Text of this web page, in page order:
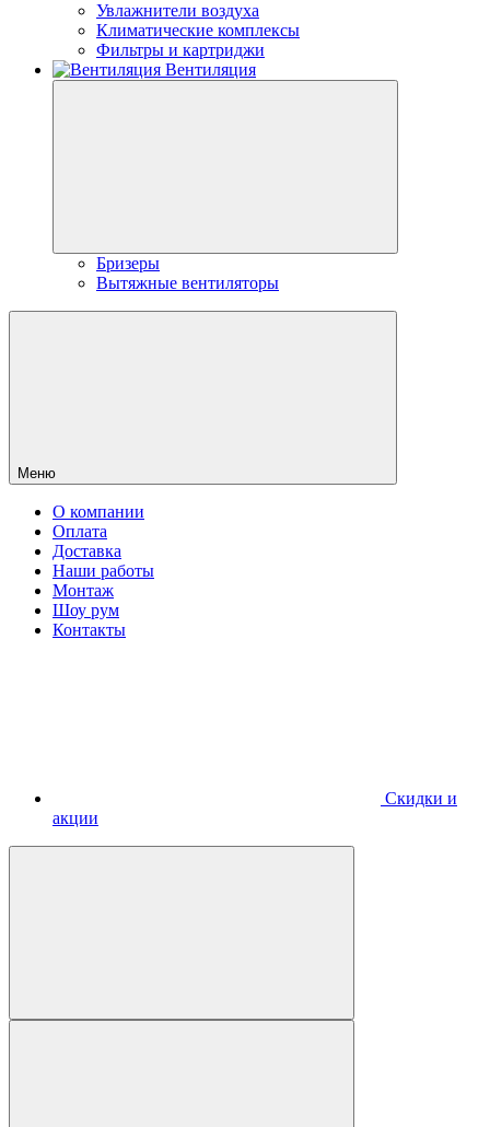
Увлажнители воздуха
Климатические комплексы
Фильтры и картриджи
Вентиляция
Бризеры
Вытяжные вентиляторы
Меню
О компании
Оплата
Доставка
Наши работы
Монтаж
Шоу рум
Контакты
Скидки и
акции